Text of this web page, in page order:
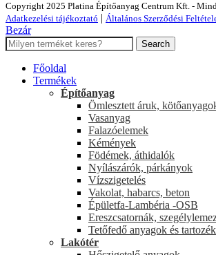
Copyright 2025 Platina Építőanyag Centrum Kft. -
Adatkezelési tájékoztató | Általános Szerződési
Bezár
Search
Főoldal
Termékek
Építőanyag
Ömlesztett áruk,
Vasanyag
Falazóelemek
Kémények
Födémek, áthidalók
Nyílászárók, párkányok
Vízszigetelés
Vakolat, habarcs, beton
Épületfa-Lambéria -OSB
Ereszcsatornák,
Tetőfedő anyagok és
Lakótér